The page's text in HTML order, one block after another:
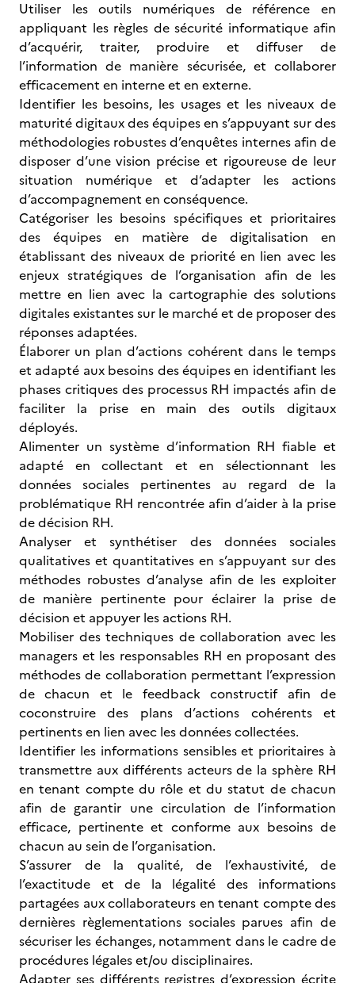
Utiliser les outils numériques de référence en
appliquant les règles de sécurité informatique afin
d’acquérir, traiter, produire et diffuser de
l’information de manière sécurisée, et collaborer
efficacement en interne et en externe.
Identifier les besoins, les usages et les niveaux de
maturité digitaux des équipes en s’appuyant sur des
méthodologies robustes d’enquêtes internes afin de
disposer d’une vision précise et rigoureuse de leur
situation numérique et d’adapter les actions
d’accompagnement en conséquence.
Catégoriser les besoins spécifiques et prioritaires
des équipes en matière de digitalisation en
établissant des niveaux de priorité en lien avec les
enjeux stratégiques de l’organisation afin de les
mettre en lien avec la cartographie des solutions
digitales existantes sur le marché et de proposer des
réponses adaptées.
Élaborer un plan d’actions cohérent dans le temps
et adapté aux besoins des équipes en identifiant les
phases critiques des processus RH impactés afin de
faciliter la prise en main des outils digitaux
déployés.
Alimenter un système d’information RH fiable et
adapté en collectant et en sélectionnant les
données sociales pertinentes au regard de la
problématique RH rencontrée afin d’aider à la prise
de décision RH.
Analyser et synthétiser des données sociales
qualitatives et quantitatives en s’appuyant sur des
méthodes robustes d’analyse afin de les exploiter
de manière pertinente pour éclairer la prise de
décision et appuyer les actions RH.
Mobiliser des techniques de collaboration avec les
managers et les responsables RH en proposant des
méthodes de collaboration permettant l’expression
de chacun et le feedback constructif afin de
coconstruire des plans d’actions cohérents et
pertinents en lien avec les données collectées.
Identifier les informations sensibles et prioritaires à
transmettre aux différents acteurs de la sphère RH
en tenant compte du rôle et du statut de chacun
afin de garantir une circulation de l’information
efficace, pertinente et conforme aux besoins de
chacun au sein de l’organisation.
S’assurer de la qualité, de l’exhaustivité, de
l’exactitude et de la légalité des informations
partagées aux collaborateurs en tenant compte des
dernières règlementations sociales parues afin de
sécuriser les échanges, notamment dans le cadre de
procédures légales et/ou disciplinaires.
Adapter ses différents registres d’expression écrite